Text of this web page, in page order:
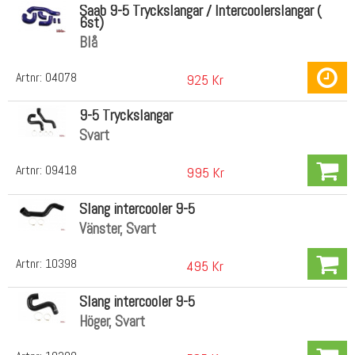
Artnr: 04078
Saab 9-5 Tryckslangar / Intercoolerslangar (
6st)
Blå
925 Kr
Artnr: 09418
9-5 Tryckslangar
Svart
995 Kr
Artnr: 10398
Slang intercooler 9-5
Vänster, Svart
495 Kr
Slang intercooler 9-5
Höger, Svart